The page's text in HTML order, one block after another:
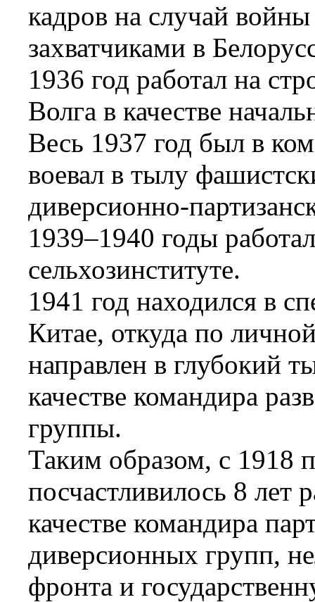
кадров на случай
захватчиками в
1936 год работал на
Волга в качестве
Весь 1937 год был в
воевал в тылу
диверсионно-
1939–1940 годы
сельхозинституте.
1941 год находился в
Китае, откуда по
направлен в глубокий
качестве командира
группы.
Таким образом, с 1918
посчастливилось 8 лет
качестве командира
диверсионных групп,
фронта и